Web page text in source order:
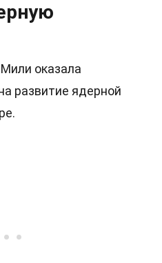
оказала
развитие ядерной